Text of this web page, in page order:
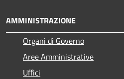
AMMINISTRAZIONE
Organi di Governo
Aree Amministrative
Uffici